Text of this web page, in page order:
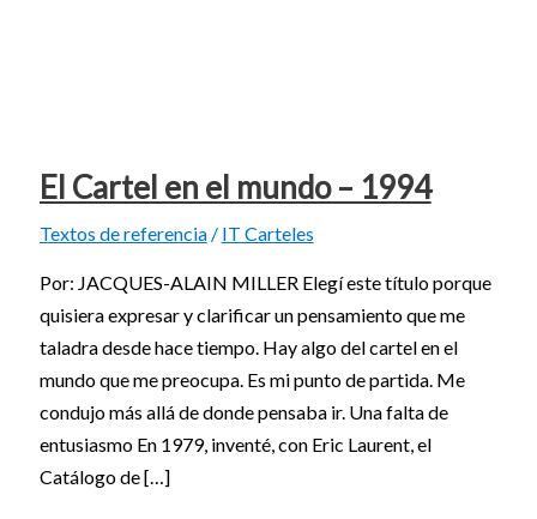
El Cartel en el mundo – 1994
Textos de referencia/ IT Carteles
Por: JACQUES-ALAIN MILLER Elegí este título porque
quisiera expresar y clarificar un pensamiento que me
taladra desde hace tiempo. Hay algo del cartel en el
mundo que me preocupa. Es mi punto de partida. Me
condujo más allá de donde pensaba ir. Una falta de
entusiasmo En 1979, inventé, con Eric Laurent, el
Catálogo de […]